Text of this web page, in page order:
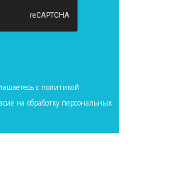
с политикой
на обработку персональных